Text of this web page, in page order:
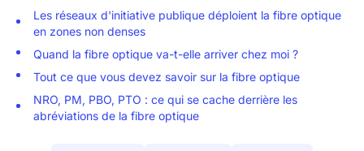
Les réseaux d'initiative publique déploient la fibre optique
en zones non denses
Quand la fibre optique va-t-elle arriver chez moi ?
Tout ce que vous devez savoir sur la fibre optique
NRO, PM, PBO, PTO : ce qui se cache derrière les
abréviations de la fibre optique